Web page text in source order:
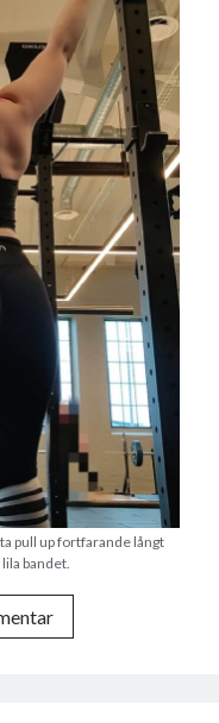
pull up fortfarande långt
bandet.